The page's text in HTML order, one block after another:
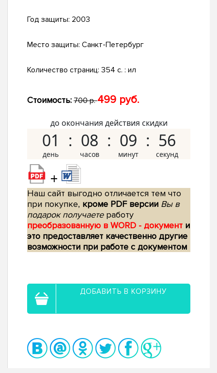
Год защиты: 2003
Место защиты: Санкт-Петербург
Количество страниц: 354 с. : ил
Стоимость: 700 р.499 руб.
до окончания действия скидки
01 08 09 55
+
Наш сайт выгодно отличается тем что
при покупке, кроме PDF версии Вы в
подарок получаетеработу
преобразованную в WORD - документ и
это предоставляет качественно другие
возможности при работе с документом
ДОБАВИТЬ В КОРЗИНУ